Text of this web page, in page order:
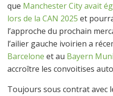
que Manchester City avait
lors de la CAN 2025 et
l’approche du prochain
l’ailier gauche ivoirien a
Barcelone et au Bayern
accroître les convoitises
Toujours sous contrat avec